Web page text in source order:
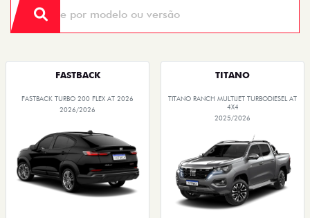
FASTBACK
FASTBACK TURBO 200 FLEX AT 2026
2026/2026
TITANO
TITANO RANCH MULTIJET TURBODIESEL AT
4X4
2025/2026